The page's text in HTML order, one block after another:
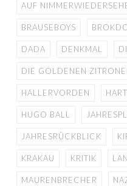
AUF
BRAUSEBOYS
DADA DENKMAL
DIE GOLDENEN
HALLERVORDEN
HUGO BALL
JAHRESRÜCKBLICK
KRAKAU KRITIK
MAURENBRECHER